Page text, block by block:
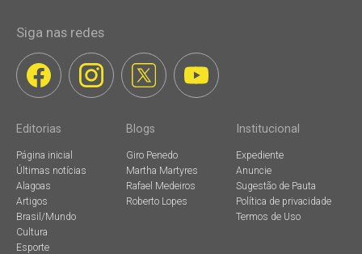
Siga nas redes
Editorias
Página inicial
Últimas notícias
Alagoas
Artigos
Brasil/Mundo
Cultura
Esporte
Blogs
Giro Penedo
Martha Martyres
Rafael Medeiros
Roberto Lopes
Institucional
Expediente
Anuncie
Sugestão de Pauta
Política de privacidade
Termos de Uso